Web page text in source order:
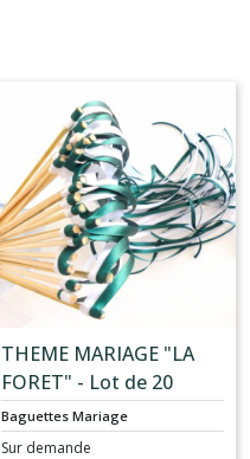
THEME MARIAGE "LA
FORET" - Lot de 20
Baguettes 2 Rubans
pour Haie d'honneur
Baguettes Mariage
Sur demande